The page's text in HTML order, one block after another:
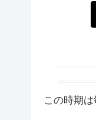
この時期